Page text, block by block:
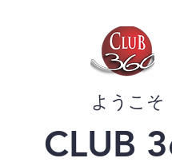
​ようこそ
CLUB